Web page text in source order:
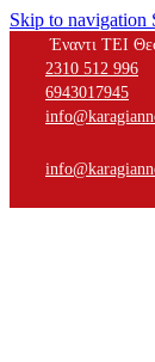
Skip to navigation
Έναντι ΤΕΙ
2310 512 996
6943017945